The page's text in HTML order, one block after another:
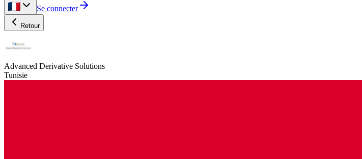
Se connecter
Retour
Advanced Derivative Solutions
Tunisie